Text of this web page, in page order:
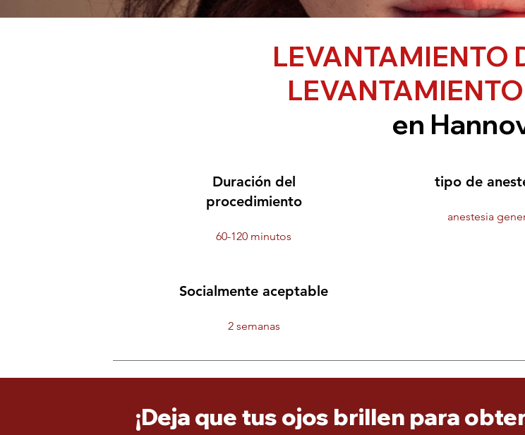
LEVANTAMIENTO
en
Duración del
procedimiento
60-120 minutos
tipo de
anestesia
Socialmente aceptable
2 semanas
¡Deja que tus ojos brillen para